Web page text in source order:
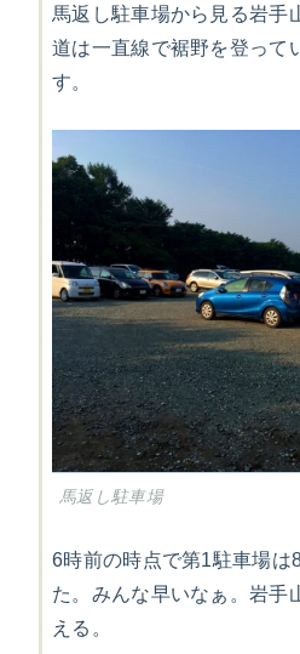
馬返し駐車場から見る岩手
道は一直線で裾野を登って
す。
馬返し駐車場
6時前の時点で第1駐車場は
た。みんな早いなぁ。岩手
える。